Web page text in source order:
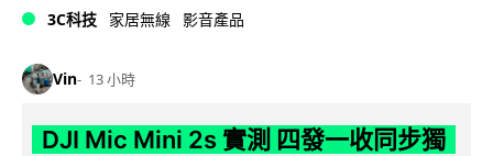
3C科技 家居無線 影音產品
Vin 13 小時
DJI Mic Mini 2s 實測 四發一收同步獨